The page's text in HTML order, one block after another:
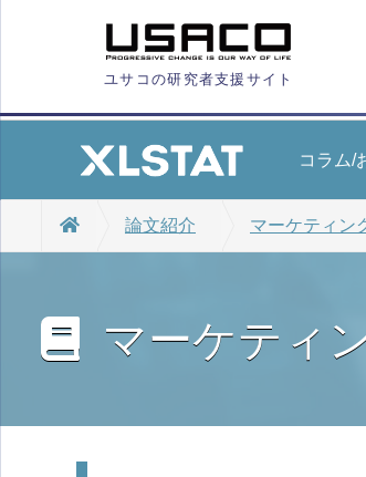
ユサコの研究者支援サイト
コラム/
論文紹介 マーケティン
マーケティ